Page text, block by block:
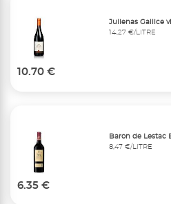
Julienas Gallice
14,27 €/LITRE
10.70 €
Baron de Lestac
8,47 €/LITRE
6.35 €